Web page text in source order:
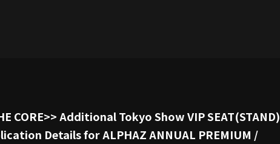
CORE>> Additional Tokyo Show VIP SEAT(STAND)
Details for ALPHAZ ANNUAL PREMIUM /